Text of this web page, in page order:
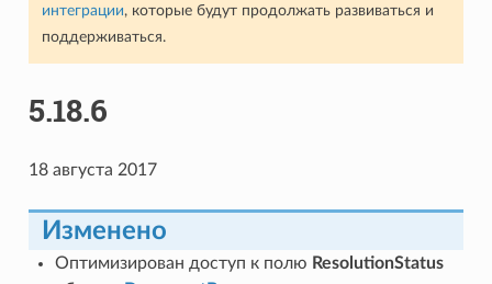
интеграции, которые будут продолжать развиваться и
поддерживаться.
5.18.6
18 августа 2017
Изменено
Оптимизирован доступ к полю ResolutionStatus